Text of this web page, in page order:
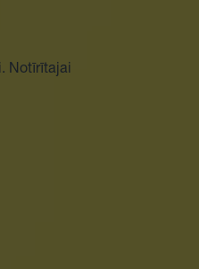
Notīrītajai